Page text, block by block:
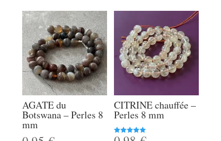
AGATE du
Botswana – Perles 8
mm
CITRINE chauffée –
Perles 8 mm
Note